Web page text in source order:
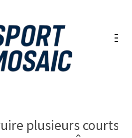
plusieurs courts